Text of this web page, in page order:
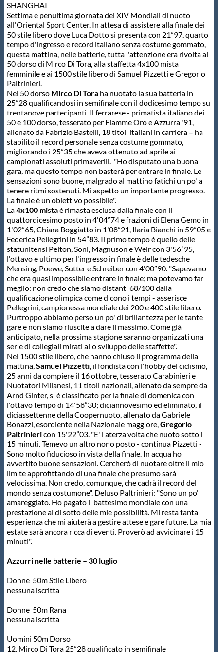
Protezione Civile
Qualità
Sostenibilità
Privacy
Cookie Policy
Archivio News
Flash News
Galleria fotografica
Videogallery
Intranet
Webmail
Contatti
Mappa del sito
SHANGHAI
Settima e penultima giornata dei XIV Mondiali di nuoto
all'Oriental Sport Center. In attesa di assistere alla finale dei
50 stile libero dove Luca Dotto si presenta con 21”97, quarto
tempo d'ingresso e record italiano senza costume gommato,
questa mattina, nelle batterie, tutta l'attenzione era rivolta ai
50 dorso di Mirco Di Tora, alla staffetta 4x100 mista
femminile e ai 1500 stile libero di Samuel Pizzetti e Gregorio
Paltrinieri.
Nei 50 dorso Mirco Di Toraha nuotato la sua batteria in
25”28 qualificandosi in semifinale con il dodicesimo tempo su
trentanove partecipanti. Il ferrarese - primatista italiano dei
50 e 100 dorso, tesserato per Fiamme Oro e Azzurra '91,
allenato da Fabrizio Bastelli, 18 titoli italiani in carriera – ha
stabilito il record personale senza costume gommato,
migliorando i 25”35 che aveva ottenuto ad aprile ai
campionati assoluti primaverili. "Ho disputato una buona
gara, ma questo tempo non basterà per entrare in finale. Le
sensazioni sono buone, malgrado al mattino fatichi un po' a
tenere ritmi sostenuti. Mi aspetto un importante progresso.
La finale è un obiettivo possibile".
La4x100 mistaè rimasta esclusa dalla finale con il
quattordicesimo posto in 4'04”74 e frazioni di Elena Gemo in
1'02”65, Chiara Boggiatto in 1'08”21, Ilaria Bianchi in 59”05 e
Federica Pellegrini in 54”83. Il primo tempo è quello delle
statunitensi Pelton, Soni, Magnuson e Weir con 3'56”95,
l'ottavo e ultimo per l'ingresso in finale è delle tedesche
Mensing, Poewe, Sutter e Schreiber con 4'00”90. "Sapevamo
che era quasi impossibile entrare in finale; ma potevamo far
meglio: non credo che siamo distanti 68/100 dalla
qualificazione olimpica come dicono i tempi - asserisce
Pellegrini, campionessa mondiale dei 200 e 400 stile libero.
Purtroppo abbiamo perso un po' di brillantezza per le tante
gare e non siamo riuscite a dare il massimo. Come già
anticipato, nella prossima stagione saranno organizzati una
serie di collegiali mirati allo sviluppo delle staffette".
Nei 1500 stile libero, che hanno chiuso il programma della
mattina,Samuel Pizzetti, il fondista con l'hobby del ciclismo,
25 anni da compiere il 16 ottobre, tesserato Carabinieri e
Nuotatori Milanesi, 11 titoli nazionali, allenato da sempre da
Arnd Ginter, si è classificato per la finale di domenica con
l'ottavo tempo di 14'58”30; diciannovesimo ed eliminato, il
diciassettenne della Coopernuoto, allenato da Gabriele
Bonazzi, esordiente nella Nazionale maggiore,Gregorio
Paltriniericon 15'22”03. "E' l aterza volta che nuoto sotto i
15 minuti. Temevo un altro nono posto - continua Pizzetti -
Sono molto fiducioso in vista della finale. In acqua ho
avvertito buone sensazioni. Cercherò di nuotare oltre il mio
limite approfittando di una finale che presumo sarà
velocissima. Non credo, comunque, che cadrà il record del
mondo senza costumone". Deluso Paltrinieri: "Sono un po'
amareggiato. Ho pagato il battesimo mondiale con una
prestazione al di sotto delle mie possibilità. Mi resta tanta
esperienza che mi aiuterà a gestire attese e gare future. La mia
estate sarà ancora ricca di eventi. Proverò ad avvicinare i 15
minuti".
Azzurri nelle batterie – 30 luglio
Donne 50m Stile Libero
nessuna iscritta
Donne 50m Rana
nessuna iscritta
Uomini 50m Dorso
12. Mirco Di Tora 25”28 qualificato in semifinale